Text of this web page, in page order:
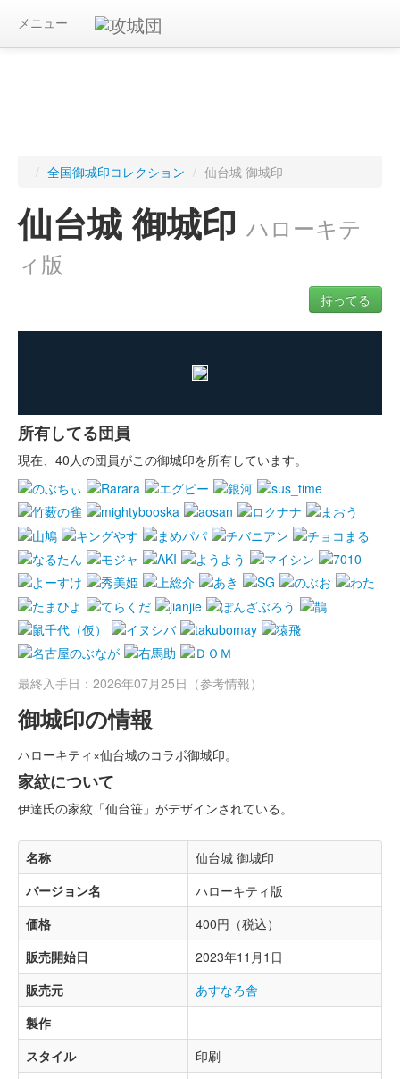
メニュー
/ 全国御城印コレクション / 仙台城 御城印
仙台城 御城印 ハローキテ
ィ版
持ってる
所有してる団員
現在、40人の団員がこの御城印を所有しています。
最終入手日：2026年07月25日（参考情報）
御城印の情報
ハローキティ×仙台城のコラボ御城印。
家紋について
伊達氏の家紋「仙台笹」がデザインされている。
名称
仙台城 御城印
バージョン名
ハローキティ版
価格
400円（税込）
販売開始日
2023年11月1日
販売元
あすなろ舎
製作
スタイル
印刷